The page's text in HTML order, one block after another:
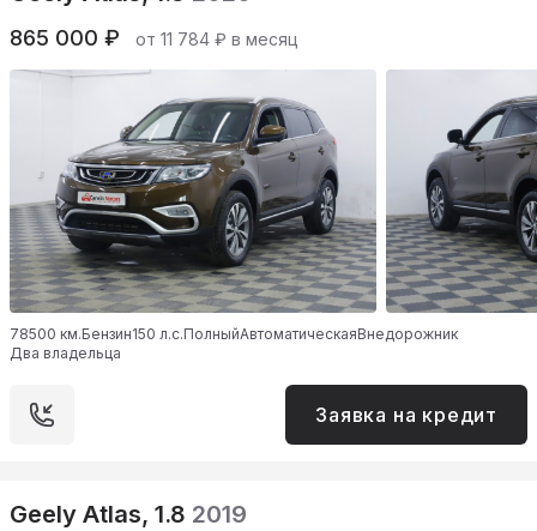
865 000 ₽ от 11 784 ₽ в месяц
78500 км.Бензин150 л.с.ПолныйАвтоматическаяВнедорожник
Два владельца
Заявка на кредит
Geely Atlas, 1.8 2019